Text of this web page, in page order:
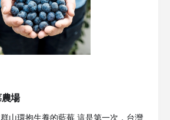
場
山環抱生養的藍莓 這是第一次，台灣